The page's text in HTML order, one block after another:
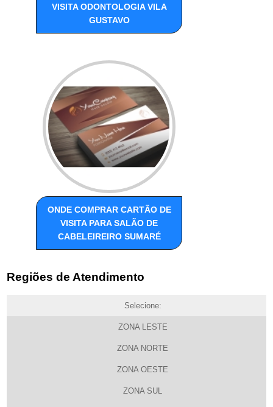
VISITA ODONTOLOGIA VILA
GUSTAVO
ONDE COMPRAR CARTÃO DE
VISITA PARA SALÃO DE
CABELEIREIRO SUMARÉ
Regiões de Atendimento
Selecione:
ZONA LESTE
ZONA NORTE
ZONA OESTE
ZONA SUL